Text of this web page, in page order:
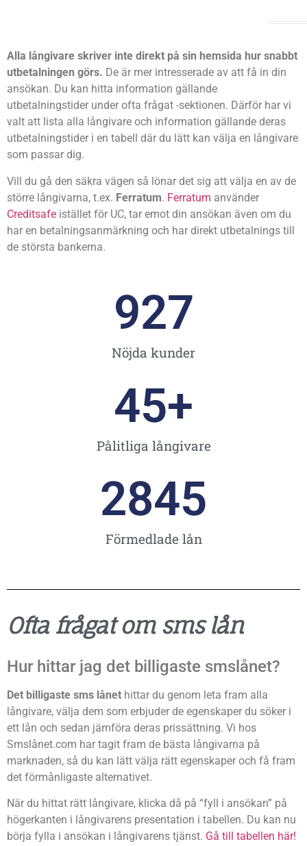
Alla långivare skriver inte direkt på sin hemsida hur snabbt
utbetalningen görs. De är mer intresserade av att få in din
ansökan. Du kan hitta information gällande
utbetalningstider under ofta frågat -sektionen. Därför har vi
valt att lista alla långivare och information gällande deras
utbetalningstider i en tabell där du lätt kan välja en långivare
som passar dig.
Vill du gå den säkra vägen så lönar det sig att välja en av de
större långivarna, t.ex. Ferratum. Ferratum använder
Creditsafe istället för UC, tar emot din ansökan även om du
har en betalningsanmärkning och har direkt utbetalnings till
de största bankerna.
Nöjda kunder
927
Pålitliga långivare
45+
Förmedlade lån
2845
Ofta frågat om sms lån
Hur hittar jag det billigaste smslånet?
Det billigaste sms lånet hittar du genom leta fram alla
långivare, välja dem som erbjuder de egenskaper du söker i
ett lån och sedan jämföra deras prissättning. Vi hos
Smslånet.com har tagit fram de bästa långivarna på
marknaden, så du kan lätt välja rätt egenskaper och få fram
det förmånligaste alternativet.
När du hittat rätt långivare, klicka då på “fyll i ansökan” på
högerkanten i långivarens presentation i tabellen. Du kan nu
börja fylla i ansökan i långivarens tjänst. Gå till tabellen här!